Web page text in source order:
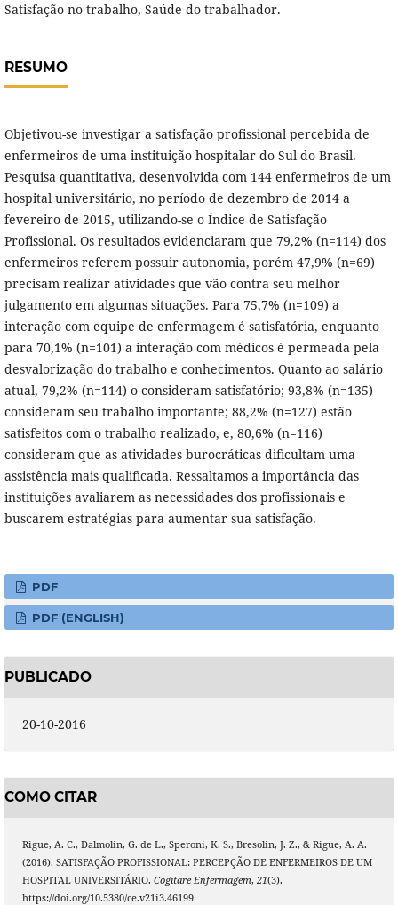
Satisfação no trabalho, Saúde do trabalhador.
RESUMO
Objetivou-se investigar a satisfação profissional percebida de
enfermeiros de uma instituição hospitalar do Sul do Brasil.
Pesquisa quantitativa, desenvolvida com 144 enfermeiros de um
hospital universitário, no período de dezembro de 2014 a
fevereiro de 2015, utilizando-se o Índice de Satisfação
Profissional. Os resultados evidenciaram que 79,2% (n=114) dos
enfermeiros referem possuir autonomia, porém 47,9% (n=69)
precisam realizar atividades que vão contra seu melhor
julgamento em algumas situações. Para 75,7% (n=109) a
interação com equipe de enfermagem é satisfatória, enquanto
para 70,1% (n=101) a interação com médicos é permeada pela
desvalorização do trabalho e conhecimentos. Quanto ao salário
atual, 79,2% (n=114) o consideram satisfatório; 93,8% (n=135)
consideram seu trabalho importante; 88,2% (n=127) estão
satisfeitos com o trabalho realizado, e, 80,6% (n=116)
consideram que as atividades burocráticas dificultam uma
assistência mais qualificada. Ressaltamos a importância das
instituições avaliarem as necessidades dos profissionais e
buscarem estratégias para aumentar sua satisfação.
PDF
PDF (ENGLISH)
PUBLICADO
20-10-2016
COMO CITAR
Rigue, A. C., Dalmolin, G. de L., Speroni, K. S., Bresolin, J. Z., & Rigue, A. A.
(2016). SATISFAÇÃO PROFISSIONAL: PERCEPÇÃO DE ENFERMEIROS DE UM
HOSPITAL UNIVERSITÁRIO. Cogitare Enfermagem, 21(3).
https://doi.org/10.5380/ce.v21i3.46199